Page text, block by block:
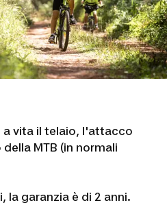
a vita il telaio, l'attacco
MTB (in normali
la garanzia è di 2 anni.